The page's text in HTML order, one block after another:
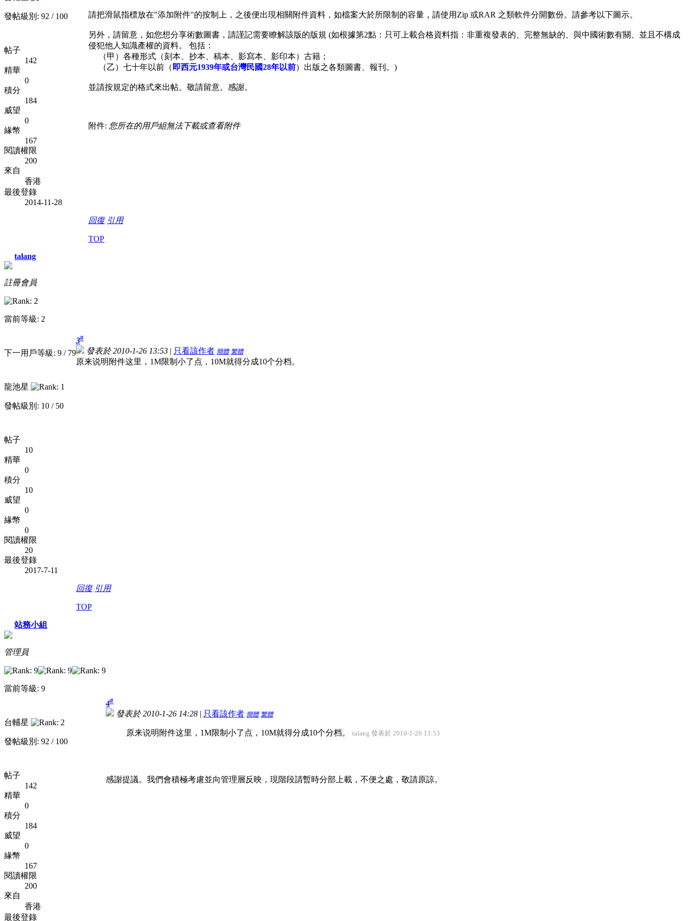
發帖級別: 92 / 100
帖子
142
精華
0
積分
184
威望
0
緣幣
167
閱讀權限
200
來自
香港
最後登錄
2014-11-28
請把滑鼠指標放在"添加附件"的按制上，之後便出現相關附件資料，如檔案大於所限制的容量，請使用Zip 或RAR 之類軟件分開數份。請參考以下圖示。
另外，請留意，如您想分享術數圖書，請謹記需要瞭解該版的版規 (如根據第2點：只可上載合格資料指：非重複發表的、完整無缺的、與中國術數有關、並且不構成
侵犯他人知識產權的資料。 包括：
（甲）各種形式（刻本、抄本、稿本、影寫本、影印本）古籍；
（乙）七十年以前（ 即西元1939年或台灣民國28年以前）出版之各類圖書、報刊。)
並請按規定的格式來出帖。敬請留意。感謝。
附件: 您所在的用戶組無法下載或查看附件
回復 引用
TOP
talang
註冊會員
當前等級: 2
下一用戶等級: 9 / 79
龍池星
發帖級別: 10 / 50
帖子
10
精華
0
積分
10
威望
0
緣幣
0
閱讀權限
20
最後登錄
2017-7-11
3#
發表於 2010-1-26 13:53 | 只看該作者 簡體 繁體
原来说明附件这里，1M限制小了点，10M就得分成10个分档。
回復 引用
TOP
站務小組
管理員
當前等級: 9
台輔星
發帖級別: 92 / 100
帖子
142
精華
0
積分
184
威望
0
緣幣
167
閱讀權限
200
來自
香港
最後登錄
4#
發表於 2010-1-26 14:28 | 只看該作者 簡體 繁體
原来说明附件这里，1M限制小了点，10M就得分成10个分档。 talang 發表於 2010-1-26 13:53
感謝提議。我們會積極考慮並向管理層反映，現階段請暫時分部上載，不便之處，敬請原諒。